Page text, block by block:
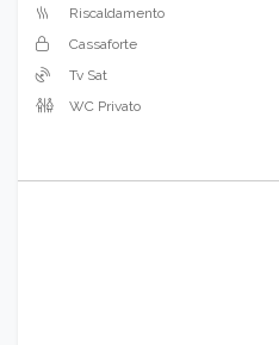
Riscaldamento
Cassaforte
Tv Sat
WC Privato